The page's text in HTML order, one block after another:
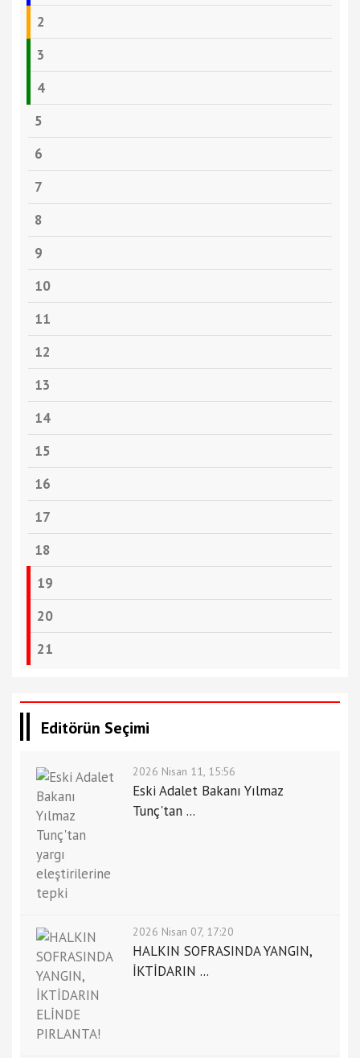
2
3
4
5
6
7
8
9
10
11
12
13
14
15
16
17
18
19
20
21
Editörün Seçimi
2026 Nisan 11, 15:56
Eski Adalet Bakanı Yılmaz
Tunç'tan ...
2026 Nisan 07, 17:20
HALKIN SOFRASINDA YANGIN,
İKTİDARIN ...